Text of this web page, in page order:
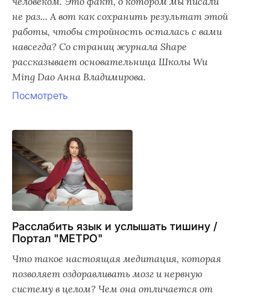
не раз... А вот как сохранить результат этой
работы, чтобы стройность осталась с вами
навсегда? Со страниц журнала Shape
рассказывает основательница Школы Wu
Ming Dao Анна Владимирова.
Посмотреть
Расслабить язык и услышать тишину /
Портал "МЕТРО"
Что такое настоящая медитация, которая
позволяет оздоравливать мозг и нервную
систему в целом? Чем она отличается от